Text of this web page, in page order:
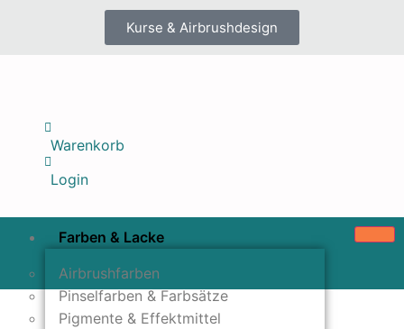
Kurse & Airbrushdesign
Warenkorb
Login
Farben & Lacke
Airbrushfarben
Pinselfarben & Farbsätze
Pigmente & Effektmittel